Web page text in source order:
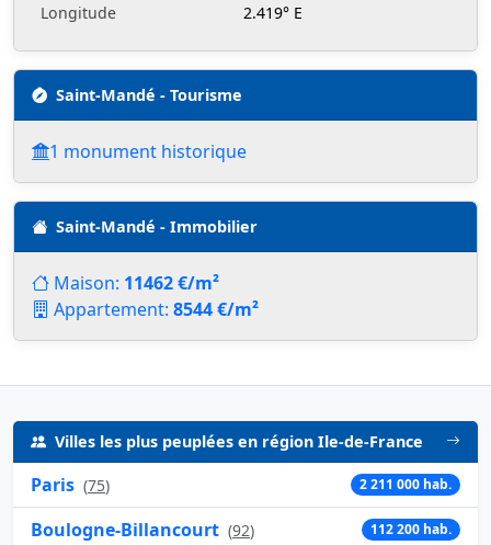
Longitude
2.419° E
Saint-Mandé - Tourisme
1 monument historique
Saint-Mandé - Immobilier
Maison: 11462 €/m²
Appartement: 8544 €/m²
Villes les plus peuplées en région Ile-de-France
Paris (75) 2 211 000 hab.
Boulogne-Billancourt (92) 112 200 hab.